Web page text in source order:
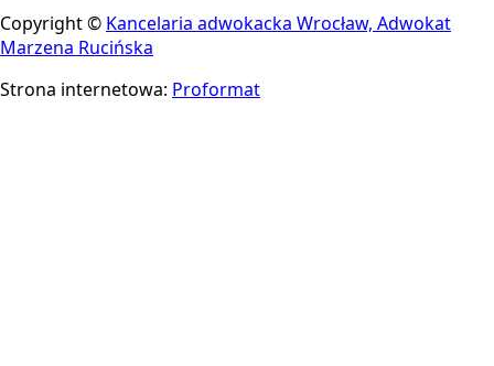
Copyright © Kancelaria adwokacka Wrocław, Adwokat
Marzena Rucińska
Strona internetowa: Proformat